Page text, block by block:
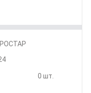
0 шт.